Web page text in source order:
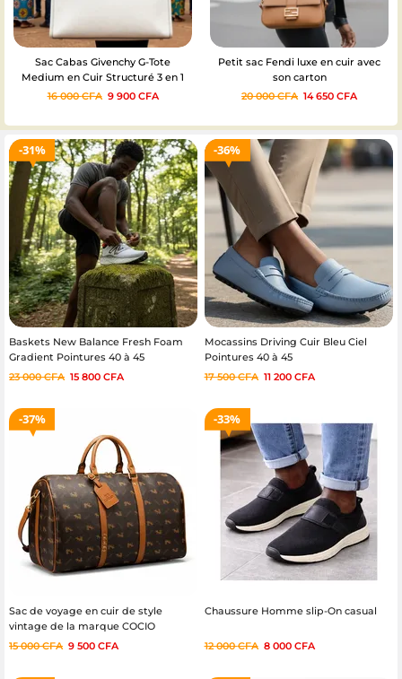
Petit sac Fendi luxe en cuir avec
son carton
20 000CFA 14 650CFA
Chaussures homme Monk Strap
cuir croco – Couleur : Noir –
Pointures 40 à 46
35 000CFA 30 750CFA
31%
Baskets New Balance Fresh Foam
Gradient Pointures 40 à 45
23 000CFA 15 800 CFA
36%
Mocassins Driving Cuir Bleu Ciel
Pointures 40 à 45
17 500CFA 11 200 CFA
37%
Sac de voyage en cuir de style
vintage de la marque COCIO
15 000CFA 9 500 CFA
33%
Chaussure Homme slip-On casual
12 000CFA 8 000 CFA